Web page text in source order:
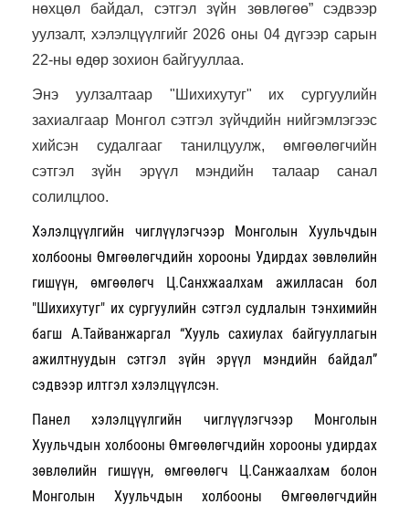
нөхцөл байдал, сэтгэл зүйн зөвлөгөө” сэдвээр
уулзалт, хэлэлцүүлгийг 2026 оны 04 дүгээр сарын
22-ны өдөр зохион байгууллаа.
Энэ уулзалтаар "Шихихутуг" их сургуулийн
захиалгаар Монгол сэтгэл зүйчдийн нийгэмлэгээс
хийсэн судалгааг танилцуулж, өмгөөлөгчийн
сэтгэл зүйн эрүүл мэндийн талаар санал
солилцлоо.
Хэлэлцүүлгийн чиглүүлэгчээр Монголын Хуульчдын
холбооны Өмгөөлөгчдийн хорооны Удирдах зөвлөлийн
гишүүн, өмгөөлөгч Ц.Санхжаалхам ажилласан бол
"Шихихутуг" их сургуулийн сэтгэл судлалын тэнхимийн
багш А.Тайванжаргал “Хууль сахиулах байгууллагын
ажилтнуудын сэтгэл зүйн эрүүл мэндийн байдал”
сэдвээр илтгэл хэлэлцүүлсэн.
Панел хэлэлцүүлгийн чиглүүлэгчээр Монголын
Хуульчдын холбооны Өмгөөлөгчдийн хорооны удирдах
зөвлөлийн гишүүн, өмгөөлөгч Ц.Санжаалхам болон
Монголын Хуульчдын холбооны Өмгөөлөгчдийн